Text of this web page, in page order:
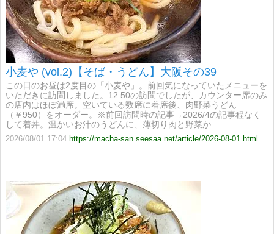
小麦や (vol.2)【そば・うどん】大阪その39
この日のお昼は2度目の「小麦や」。前回気になっていたメニューを
いただきに訪問しました。12:50の訪問でしたが、カウンター席のみ
の店内はほぼ満席。空いている数席に着席後、肉野菜うどん
（￥950）をオーダー。※前回訪問時の記事→2026/4の記事程なく
して着丼。温かいお汁のうどんに、薄切り肉と野菜か…
2026/08/01 17:04 https://macha-san.seesaa.net/article/2026-08-01.html